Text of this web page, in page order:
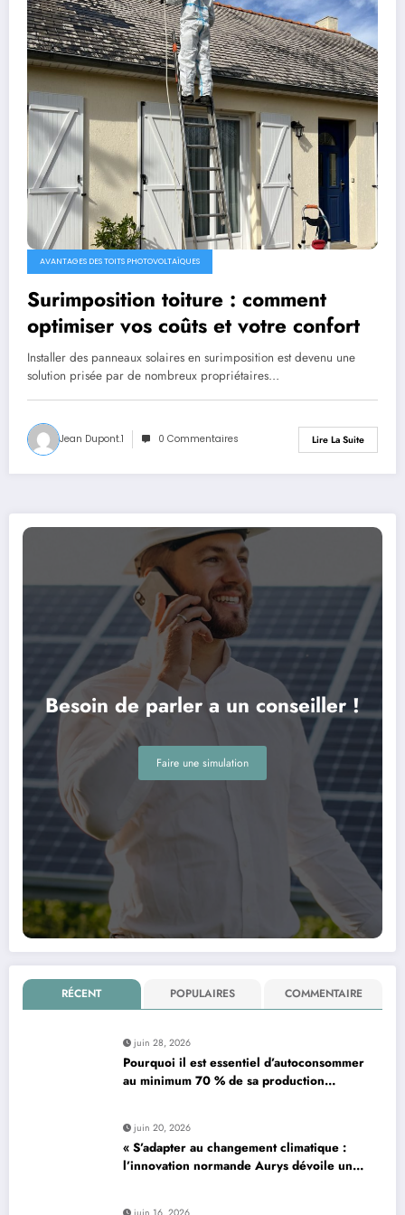
AVANTAGES DES TOITS PHOTOVOLTAÏQUES
Surimposition toiture : comment
optimiser vos coûts et votre confort
Installer des panneaux solaires en surimposition est devenu une
solution prisée par de nombreux propriétaires…
Jean Dupont.1 0 Commentaires Lire La Suite
Besoin de parler a un conseiller !
Faire une simulation
RÉCENT POPULAIRES COMMENTAIRE
juin 28, 2026
Pourquoi il est essentiel d’autoconsommer
au minimum 70 % de sa production
juin 20, 2026
« S’adapter au changement climatique :
l’innovation normande Aurys dévoile un